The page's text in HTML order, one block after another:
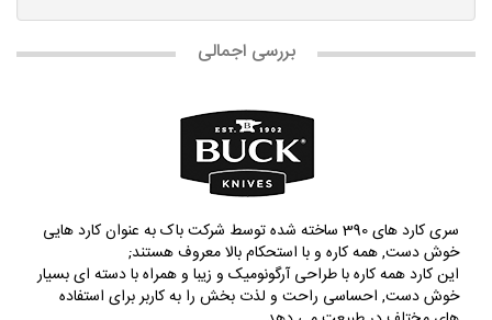
بررسی اجمالی
سری کارد های 390 ساخته شده توسط شرکت باک به عنوان کارد هایی
خوش دست, همه کاره و با استحکام بالا معروف هستند;
این کارد همه کاره با طراحی آرگونومیک و زیبا و همراه با دسته ای بسیار
خوش دست, احساسی راحت و لذت بخش را به کاربر برای استفاده